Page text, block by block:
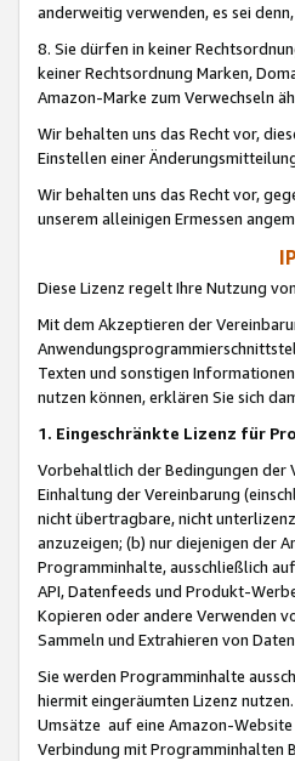
anderweitig verwenden, es sei
8. Sie dürfen in keiner
keiner Rechtsordnung Marken,
Amazon-Marke zum Verwechseln
Wir behalten uns das Recht vor,
Einstellen einer
Wir behalten uns das Recht vor,
unserem alleinigen Ermessen
Diese Lizenz regelt Ihre Nutzung
Mit dem Akzeptieren der
Texten und sonstigen
nutzen können, erklären Sie sich
1. Eingeschränkte Lizenz für
Vorbehaltlich der Bedingungen der
Einhaltung der Vereinbarung
nicht übertragbare, nicht
anzuzeigen; (b) nur diejenigen der
Programminhalte, ausschließlich
API, Datenfeeds und Produkt-
Kopieren oder andere Verwenden
Sammeln und Extrahieren von
Sie werden Programminhalte
hiermit eingeräumten Lizenz
Umsätze auf eine Amazon-
Verbindung mit Programminhalten